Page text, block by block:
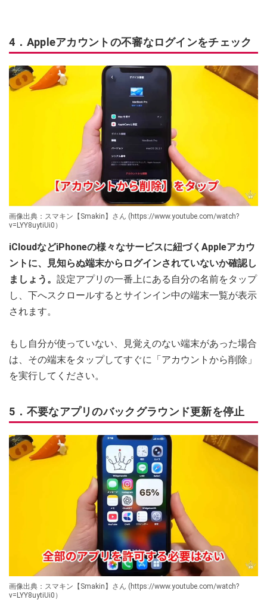
4．Appleアカウントの不審なログインをチェック
画像出典：スマキン【Smakin】さん (https://www.youtube.com/watch?
v=LYY8uytiUi0）
iCloudなどiPhoneの様々なサービスに紐づくAppleアカウ
ントに、見知らぬ端末からログインされていないか確認し
ましょう。 設定アプリの一番上にある自分の名前をタップ
し、下へスクロールするとサインイン中の端末一覧が表示
されます。
もし自分が使っていない、見覚えのない端末があった場合
は、その端末をタップしてすぐに「アカウントから削除」
を実行してください。
5．不要なアプリのバックグラウンド更新を停止
画像出典：スマキン【Smakin】さん (https://www.youtube.com/watch?
v=LYY8uytiUi0）